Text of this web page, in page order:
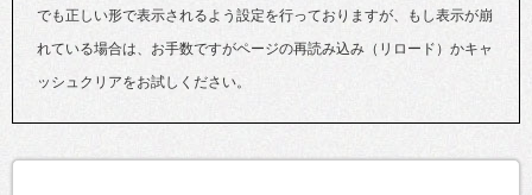
でも正しい形で表示されるよう設定を行っておりますが、もし表示が崩
れている場合は、お手数ですがページの再読み込み（リロード）かキャ
ッシュクリアをお試しください。